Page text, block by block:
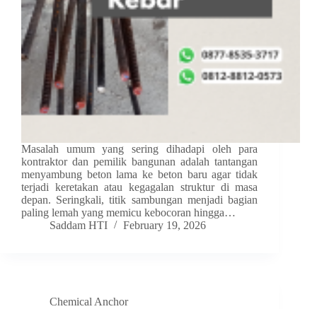
Masalah umum yang sering dihadapi oleh para
kontraktor dan pemilik bangunan adalah tantangan
menyambung beton lama ke beton baru agar tidak
terjadi keretakan atau kegagalan struktur di masa
depan. Seringkali, titik sambungan menjadi bagian
paling lemah yang memicu kebocoran hingga…
Saddam HTI
February 19, 2026
Chemical Anchor